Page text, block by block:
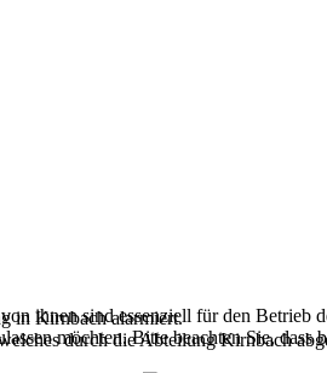
in Kirnbach alarmiert.
durch die Abteilung Kirnbach
ihnen sind essenziell für den
möchten. Bitte beachten Sie,